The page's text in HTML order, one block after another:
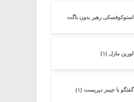
استوکوفسکی رهبر بدون باگت
لورین مازل (۱)
گفتگو با جیمز دپریست (۱)